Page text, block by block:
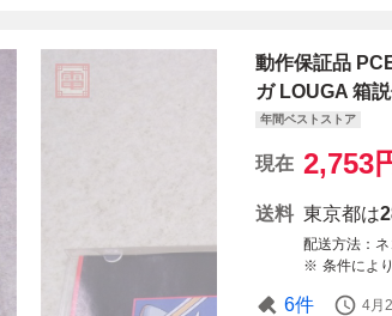
動作保証品
ガ LOUGA 箱
年間ベストストア
現在 2,753
送料 東京都は
配送方法
条件によ
6件 4月